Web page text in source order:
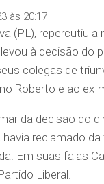
às 20:17
(PL), repercutiu
à decisão do
colegas de
Roberto e ao ex-
da decisão do
reclamado
Em suas falas
Liberal.